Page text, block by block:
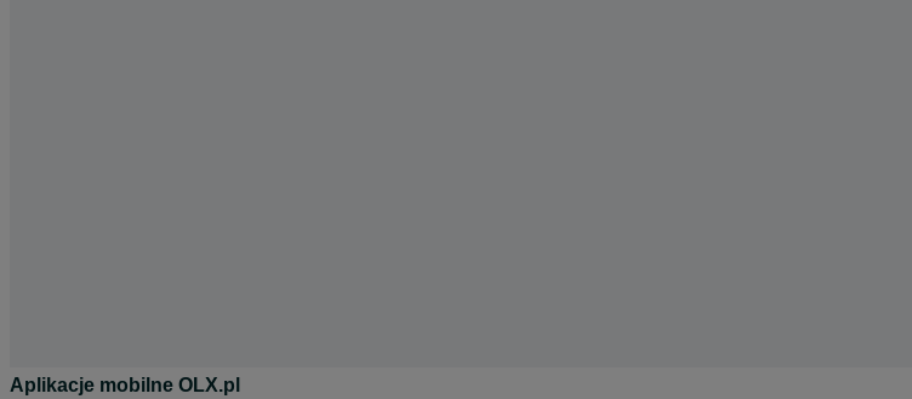
Aplikacje mobilne OLX.pl